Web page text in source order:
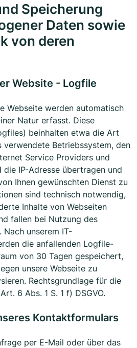
Speicherung
Daten sowie
von deren
Website - Logfile
Webseite werden automatisch
Natur erfasst. Diese
beinhalten etwa die Art
verwendete Betriebssystem, den
Service Providers und
die IP-Adresse übertragen und
Ihnen gewünschten Dienst zu
sind technisch notwendig,
Inhalte von Webseiten
fallen bei Nutzung des
Nach unserem IT-
die anfallenden Logfile-
von 30 Tagen gespeichert,
unsere Webseite zu
Rechtsgrundlage für die
6 Abs. 1 S. 1 f) DSGVO.
Kontaktformulars
per E-Mail oder über das